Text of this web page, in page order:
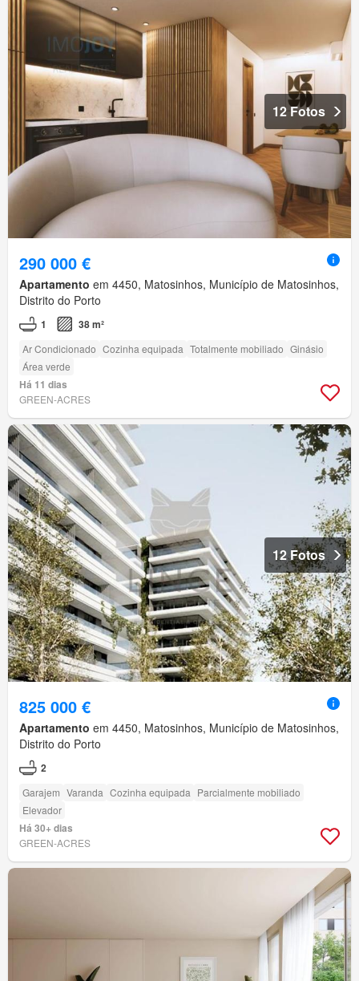
12 Fotos
290 000 €
Apartamento em 4450, Matosinhos, Município de Matosinhos,
Distrito do Porto
1 38 m²
Ar Condicionado Cozinha equipada Totalmente mobiliado Ginásio
Área verde
Há 11 dias
GREEN-ACRES
12 Fotos
825 000 €
Apartamento em 4450, Matosinhos, Município de Matosinhos,
Distrito do Porto
2
Garajem Varanda Cozinha equipada Parcialmente mobiliado
Elevador
Há 30+ dias
GREEN-ACRES